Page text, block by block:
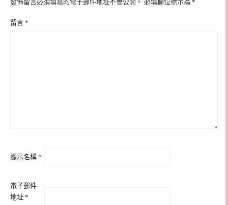
發佈留言必須填寫的電子郵件地址不會公開。 必填欄位標示為 *
留言 *
顯示名稱 *
電子郵件
地址 *